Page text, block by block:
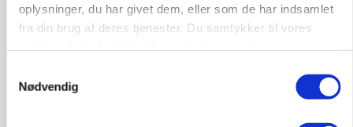
oplysninger, du har givet dem, eller som de har indsamlet
fra din brug af deres tjenester. Du samtykker til vores
Nødvendig
Annonce
Loading...